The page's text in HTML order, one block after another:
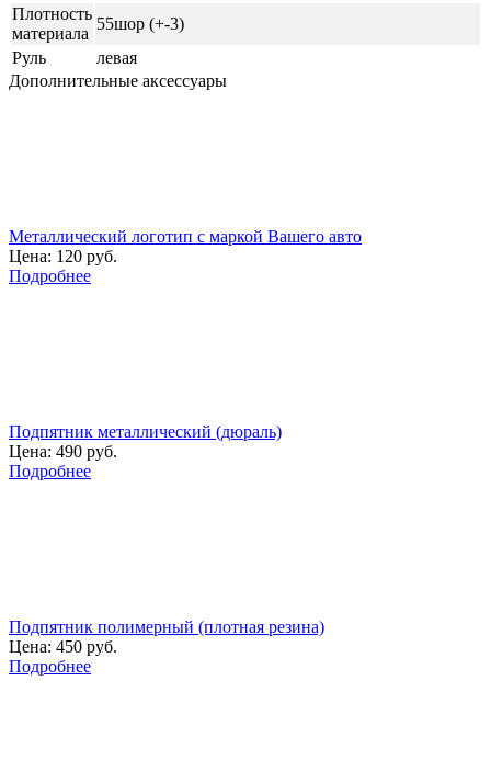
Плотность
материала
55шор (+-3)
Руль
левая
Дополнительные аксессуары
Металлический логотип с маркой Вашего авто
Цена: 120 руб.
Подробнее
Подпятник металлический (дюраль)
Цена: 490 руб.
Подробнее
Подпятник полимерный (плотная резина)
Цена: 450 руб.
Подробнее